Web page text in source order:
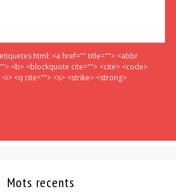
html: <a href="" title=""> <abbr
<b> <blockquote cite=""> <cite> <code>
<q cite=""> <s> <strike> <strong>
Mots recents